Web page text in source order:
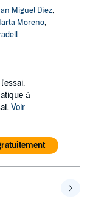
Miguel Díez,
Moreno,
à
Voir